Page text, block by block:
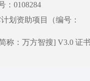
：0108284
划资助项目（编号：
称：万方智搜] V3.0 证